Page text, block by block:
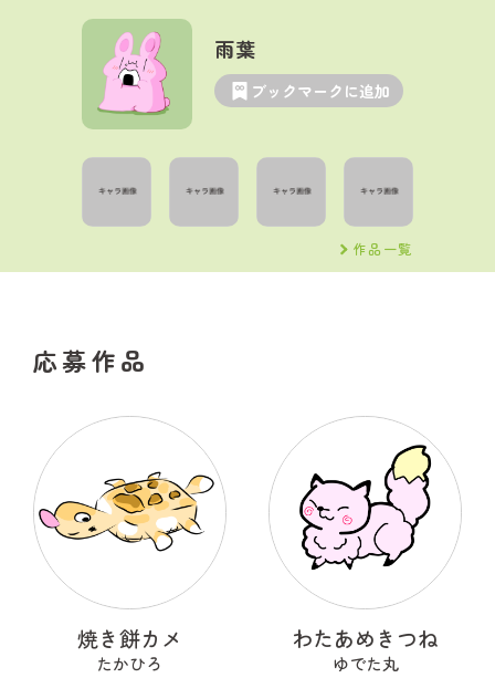
雨葉
ブックマークに追加
作品一覧
応募作品
焼き餅カメ
たかひろ
わたあめきつね
ゆでた丸